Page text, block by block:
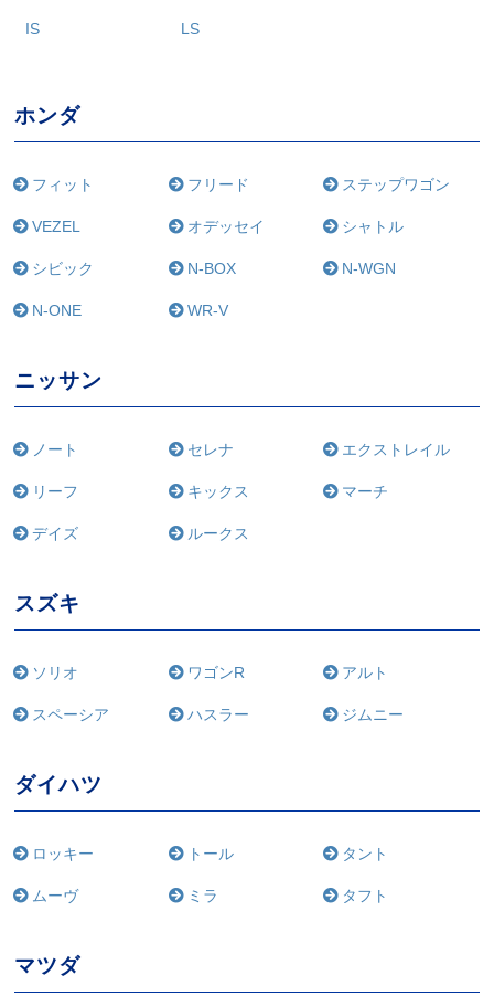
IS LS
ホンダ
フィット フリード ステップワゴン
VEZEL オデッセイ シャトル
シビック N-BOX N-WGN
N-ONE WR-V
ニッサン
ノート セレナ エクストレイル
リーフ キックス マーチ
デイズ ルークス
スズキ
ソリオ ワゴンR アルト
スペーシア ハスラー ジムニー
ダイハツ
ロッキー トール タント
ムーヴ ミラ タフト
マツダ